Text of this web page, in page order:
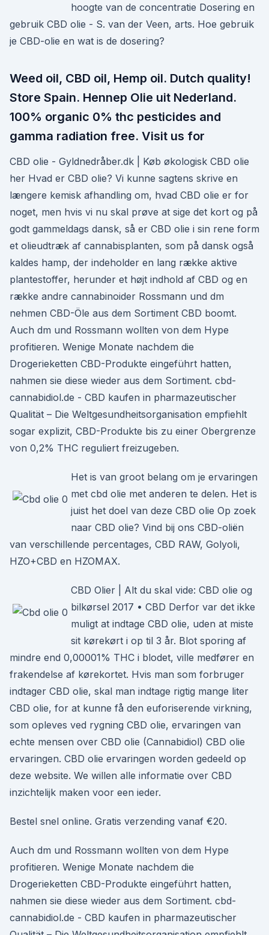
hoogte van de concentratie Dosering en
gebruik CBD olie - S. van der Veen, arts. Hoe gebruik
je CBD-olie en wat is de dosering?
Weed oil, CBD oil, Hemp oil. Dutch quality!
Store Spain. Hennep Olie uit Nederland.
100% organic 0% thc pesticides and
gamma radiation free. Visit us for
CBD olie - Gyldnedråber.dk | Køb økologisk CBD olie
her Hvad er CBD olie? Vi kunne sagtens skrive en
længere kemisk afhandling om, hvad CBD olie er for
noget, men hvis vi nu skal prøve at sige det kort og på
godt gammeldags dansk, så er CBD olie i sin rene form
et olieudtræk af cannabisplanten, som på dansk også
kaldes hamp, der indeholder en lang række aktive
plantestoffer, herunder et højt indhold af CBD og en
række andre cannabinoider Rossmann und dm
nehmen CBD-Öle aus dem Sortiment CBD boomt.
Auch dm und Rossmann wollten von dem Hype
profitieren. Wenige Monate nachdem die
Drogerieketten CBD-Produkte eingeführt hatten,
nahmen sie diese wieder aus dem Sortiment. cbd-
cannabidiol.de - CBD kaufen in pharmazeutischer
Qualität – Die Weltgesundheitsorganisation empfiehlt
sogar explizit, CBD-Produkte bis zu einer Obergrenze
von 0,2% THC reguliert freizugeben.
Het is van groot belang om je ervaringen
met cbd olie met anderen te delen. Het is
juist het doel van deze CBD olie Op zoek
naar CBD olie? Vind bij ons CBD-oliën
van verschillende percentages, CBD RAW, Golyoli,
HZO+CBD en HZOMAX.
CBD Olier | Alt du skal vide: CBD olie og
bilkørsel 2017 • CBD Derfor var det ikke
muligt at indtage CBD olie, uden at miste
sit kørekørt i op til 3 år. Blot sporing af
mindre end 0,00001% THC i blodet, ville medfører en
frakendelse af kørekortet. Hvis man som forbruger
indtager CBD olie, skal man indtage rigtig mange liter
CBD olie, for at kunne få den euforiserende virkning,
som opleves ved rygning CBD olie, ervaringen van
echte mensen over CBD olie (Cannabidiol) CBD olie
ervaringen. CBD olie ervaringen worden gedeeld op
deze website. We willen alle informatie over CBD
inzichtelijk maken voor een ieder.
Bestel snel online. Gratis verzending vanaf €20.
Auch dm und Rossmann wollten von dem Hype
profitieren. Wenige Monate nachdem die
Drogerieketten CBD-Produkte eingeführt hatten,
nahmen sie diese wieder aus dem Sortiment. cbd-
cannabidiol.de - CBD kaufen in pharmazeutischer